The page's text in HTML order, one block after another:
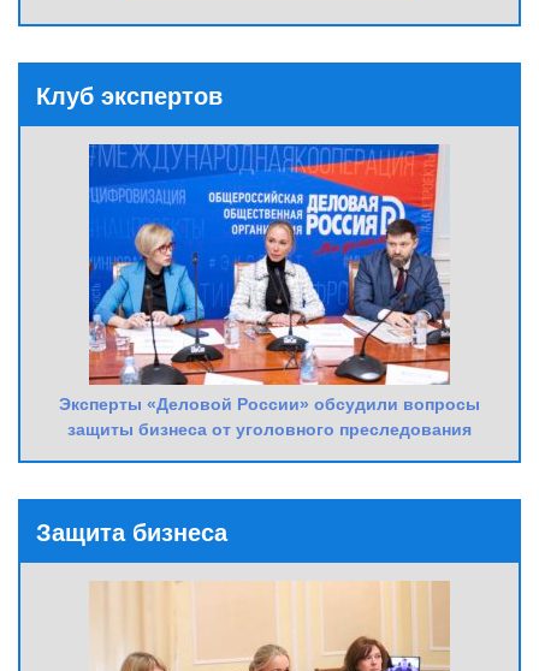
Клуб экспертов
Эксперты «Деловой России» обсудили вопросы
защиты бизнеса от уголовного преследования
Защита бизнеса